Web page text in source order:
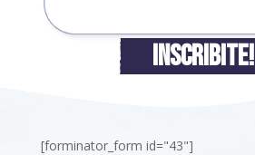
INSCRIBITE!
[forminator_form id="43"]